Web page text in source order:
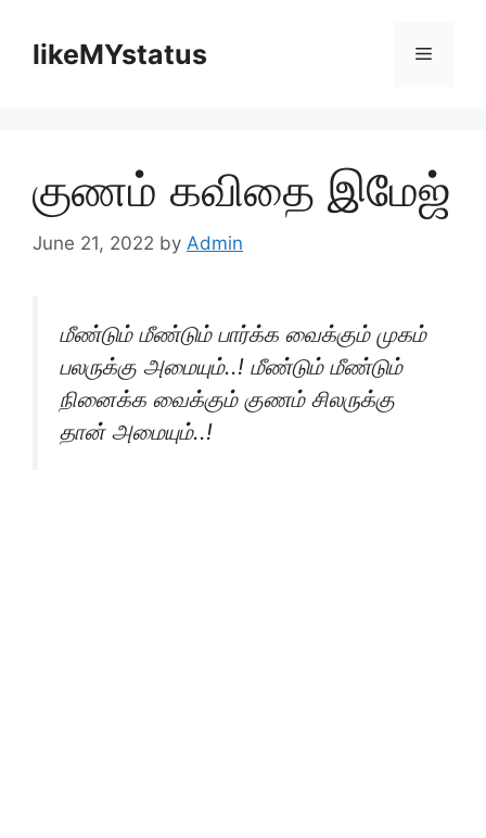
contentlikeMYstatus Menu
குணம் கவிதை இமேஜ்
June 21, 2022 by Admin
மீண்டும் மீண்டும் பார்க்க வைக்கும் முகம்
பலருக்கு அமையும்..! மீண்டும் மீண்டும்
நினைக்க வைக்கும் குணம் சிலருக்கு
தான் அமையும்..!